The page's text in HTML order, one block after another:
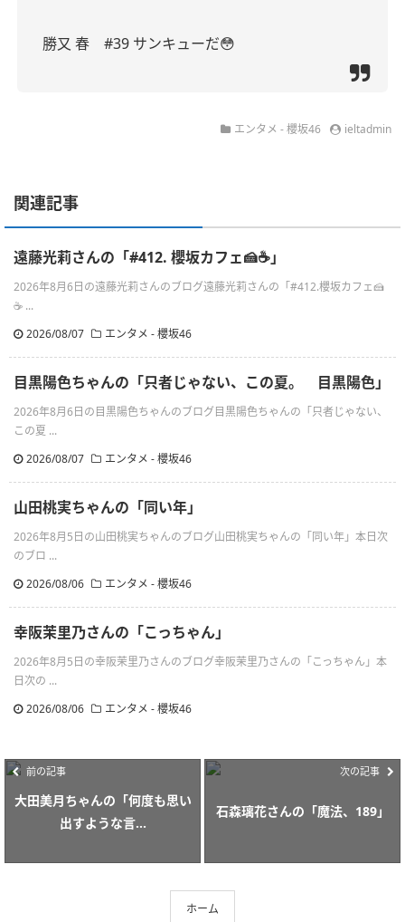
勝又 春 #39 サンキューだ😳
エンタメ - 櫻坂46 ieltadmin
関連記事
遠藤光莉さんの「#412. 櫻坂カフェ🍰☕️」
2026年8月6日の遠藤光莉さんのブログ遠藤光莉さんの「#412.櫻坂カフェ🍰
☕ ...
2026/08/07
エンタメ - 櫻坂46
目黒陽色ちゃんの「只者じゃない、この夏。 目黒陽色」
2026年8月6日の目黒陽色ちゃんのブログ目黒陽色ちゃんの「只者じゃない、
この夏 ...
2026/08/07
エンタメ - 櫻坂46
山田桃実ちゃんの「同い年」
2026年8月5日の山田桃実ちゃんのブログ山田桃実ちゃんの「同い年」本日次
のブロ ...
2026/08/06
エンタメ - 櫻坂46
幸阪茉里乃さんの「こっちゃん」
2026年8月5日の幸阪茉里乃さんのブログ幸阪茉里乃さんの「こっちゃん」本
日次の ...
2026/08/06
エンタメ - 櫻坂46
前の記事
大田美月ちゃんの「何度も思い
出すような言...
次の記事
石森璃花さんの「魔法、189」
ホーム